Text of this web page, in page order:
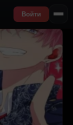
Войти